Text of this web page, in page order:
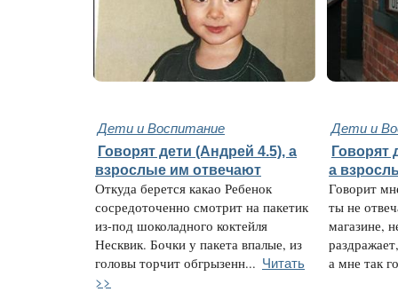
Дети и Воспитание Дети и
Говорят дети (Андрей 4.5), а
взрослые им отвечают
Откуда берется какао Ребенок
сосредоточенно смотрит на пакетик
из-под шоколадного коктейля
Несквик. Бочки у пакета впалые, из
головы торчит обгрызенн... Читать
>>
Говорят
а
Говорит
ты не
магазине,
а мне так